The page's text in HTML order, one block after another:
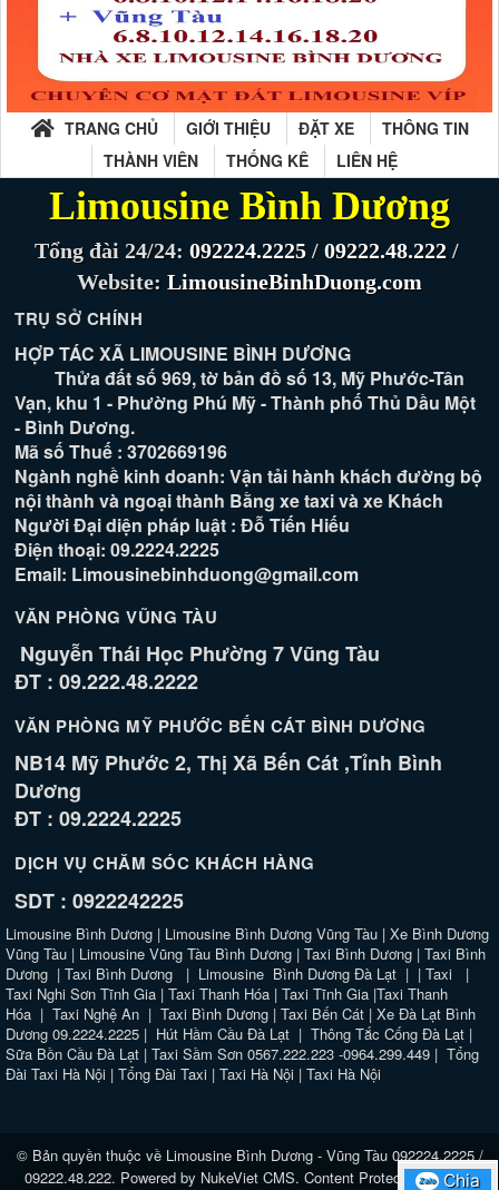
Zalo Chia
TRANG CHỦ GIỚI THIỆU ĐẶT XE
THÔNG TIN
THÀNH VIÊN
THỐNG KÊ LIÊN HỆ
Limousine Bình Dương
Tổng đài 24/24: 092224.2225 / 09222.48.222 /
Website: LimousineBinhDuong.com
TRỤ SỞ CHÍNH
HỢP TÁC XÃ LIMOUSINE BÌNH DƯƠNG
Thửa đất số 969, tờ bản đồ số 13, Mỹ Phước-Tân
Vạn, khu 1 - Phường Phú Mỹ - Thành phố Thủ Dầu Một
- Bình Dương.
Mã số Thuế : 3702669196
Ngành nghề kinh doanh: Vận tải hành khách đường bộ
nội thành và ngoại thành Bằng xe taxi và xe Khách
Người Đại diện pháp luật : Đỗ Tiến Hiếu
Điện thoại: 09.2224.2225
Email: Limousinebinhduong@gmail.com
VĂN PHÒNG VŨNG TÀU
Nguyễn Thái Học Phường 7 Vũng Tàu
ĐT : 09.222.48.2222
VĂN PHÒNG MỸ PHƯỚC BẾN CÁT BÌNH DƯƠNG
NB14 Mỹ Phước 2, Thị Xã Bến Cát ,Tỉnh Bình
Dương
ĐT : 09.2224.2225
DỊCH VỤ CHĂM SÓC KHÁCH HÀNG
SDT : 0922242225
Limousine Bình Dương | Limousine Bình Dương Vũng Tàu | Xe Bình Dương
Vũng Tàu | Limousine Vũng Tàu Bình Dương | Taxi Bình Dương | Taxi Bình
Dương | Taxi Bình Dương | Limousine Bình Dương Đà Lạt | | Taxi
|
Taxi Nghi Sơn Tĩnh Gia | Taxi Thanh Hóa | Taxi Tĩnh Gia |Taxi Thanh
Hóa | Taxi Nghệ An | Taxi Bình Dương | Taxi Bến Cát | Xe Đà Lạt Bình
Dương 09.2224.2225 | Hút Hầm Cầu Đà Lạt | Thông Tắc Cống Đà Lạt |
Sữa Bồn Cầu Đà Lạt | Taxi Sầm Sơn 0567.222.223 -0964.299.449 | Tổng
Đài Taxi Hà Nội | Tổng Đài Taxi | Taxi Hà Nội | Taxi Hà Nội
Zalo Chia
© Bản quyền thuộc về Limousine Bình Dương - Vũng Tàu 092224.2225 /
09222.48.222. Powered by NukeViet CMS. Content Protected website